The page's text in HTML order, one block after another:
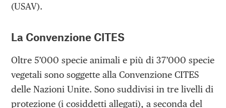
(USAV).
La Convenzione CITES
Oltre 5’000 specie animali e più di 37’000 specie
vegetali sono soggette alla Convenzione CITES
delle Nazioni Unite. Sono suddivisi in tre livelli di
protezione (i cosiddetti allegati), a seconda del